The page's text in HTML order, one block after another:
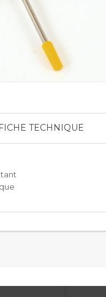
FICHE TECHNIQUE